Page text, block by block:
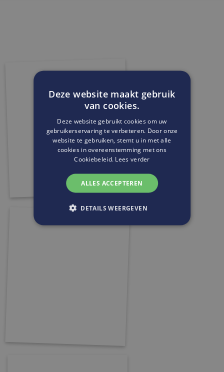
Deze website maakt gebruik
van cookies.
Deze website gebruikt cookies om uw
gebruikerservaring te verbeteren. Door onze
website te gebruiken, stemt u in met alle
cookies in overeenstemming met ons
Cookiebeleid. Lees verder
ALLES ACCEPTEREN
DETAILS WEERGEVEN